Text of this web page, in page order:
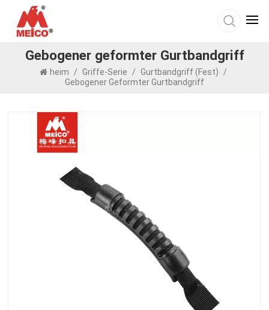
Gebogener geformter Gurtbandgriff
heim / Griffe-Serie / Gurtbandgriff (fest)
/
Gebogener Geformter Gurtbandgriff